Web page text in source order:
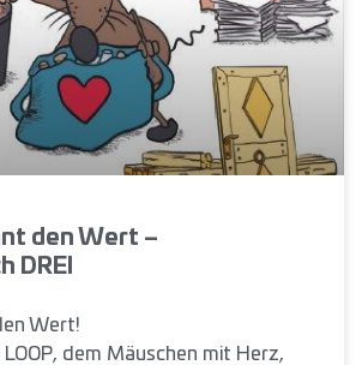
den Wert –
DREI
Wert!
dem Mäuschen mit Herz,